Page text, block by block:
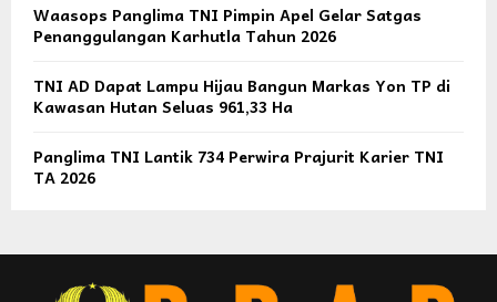
Waasops Panglima TNI Pimpin Apel Gelar Satgas
Penanggulangan Karhutla Tahun 2026
TNI AD Dapat Lampu Hijau Bangun Markas Yon TP di
Kawasan Hutan Seluas 961,33 Ha
Panglima TNI Lantik 734 Perwira Prajurit Karier TNI
TA 2026